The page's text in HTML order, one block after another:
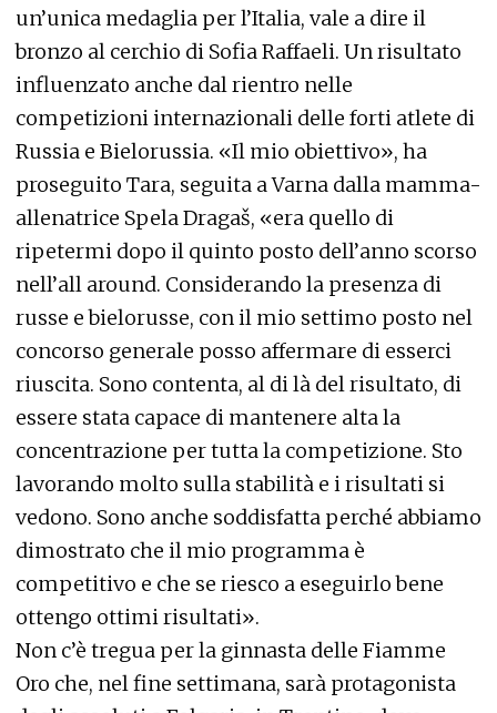
un’unica medaglia per l’Italia, vale a dire il
bronzo al cerchio di Sofia Raffaeli. Un risultato
influenzato anche dal rientro nelle
competizioni internazionali delle forti atlete di
Russia e Bielorussia. «Il mio obiettivo», ha
proseguito Tara, seguita a Varna dalla mamma-
allenatrice Spela Dragaš, «era quello di
ripetermi dopo il quinto posto dell’anno scorso
nell’all around. Considerando la presenza di
russe e bielorusse, con il mio settimo posto nel
concorso generale posso affermare di esserci
riuscita. Sono contenta, al di là del risultato, di
essere stata capace di mantenere alta la
concentrazione per tutta la competizione. Sto
lavorando molto sulla stabilità e i risultati si
vedono. Sono anche soddisfatta perché abbiamo
dimostrato che il mio programma è
competitivo e che se riesco a eseguirlo bene
ottengo ottimi risultati».
Non c’è tregua per la ginnasta delle Fiamme
Oro che, nel fine settimana, sarà protagonista